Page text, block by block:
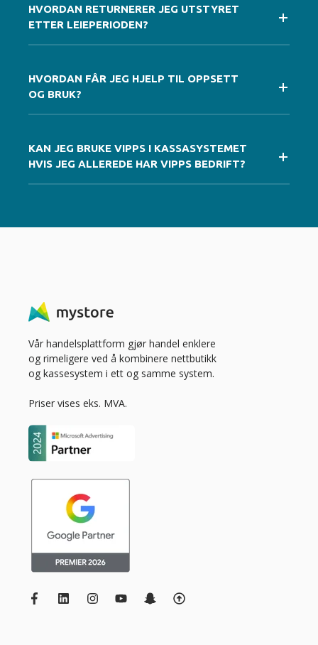
HVORDAN RETURNERER JEG UTSTYRET
ETTER LEIEPERIODEN?
HVORDAN FÅR JEG HJELP TIL OPPSETT
OG BRUK?
KAN JEG BRUKE VIPPS I KASSASYSTEMET
HVIS JEG ALLEREDE HAR VIPPS BEDRIFT?
Vår handelsplattform gjør handel enklere
og rimeligere ved å kombinere nettbutikk
og kassesystem i ett og samme system.
Priser vises eks. MVA.